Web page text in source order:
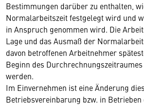
Bestimmungen darüber zu enthalten,
Normalarbeitszeit festgelegt wird und
in Anspruch genommen wird. Die
Lage und das Ausmaß der
davon betroffenen Arbeitnehmer
Beginn des
werden.
Im Einvernehmen ist eine Änderung
Betriebsvereinbarung bzw. in